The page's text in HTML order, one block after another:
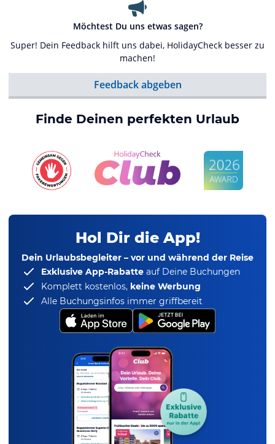
Möchtest Du uns etwas sagen?
Super! Dein Feedback hilft uns dabei, HolidayCheck besser zu
machen!
Feedback abgeben
Finde Deinen perfekten Urlaub
Hol Dir die App!
Dein Urlaubsbegleiter – vor und während der Reise
Exklusive App-Rabatte auf Deine Buchungen
Komplett kostenlos, keine Werbung
Alle Buchungsinfos immer griffbereit